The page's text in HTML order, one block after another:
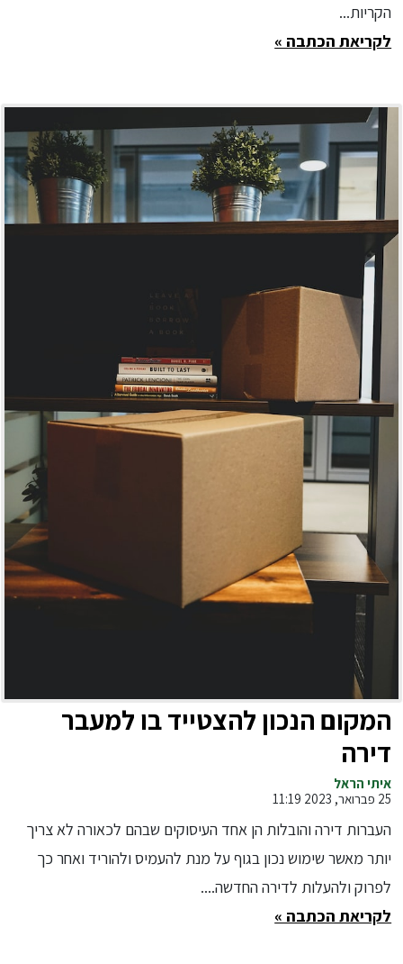
הקריות...
לקריאת הכתבה »
המקום הנכון להצטייד בו למעבר
דירה
איתי הראל
25 פברואר, 2023 11:19
העברות דירה והובלות הן אחד העיסוקים שבהם לכאורה לא צריך
יותר מאשר שימוש נכון בגוף על מנת להעמיס ולהוריד ואחר כך
לפרוק ולהעלות לדירה החדשה....
לקריאת הכתבה »